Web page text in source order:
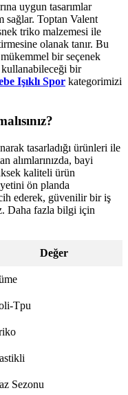
uygun tasarımlar
sağlar. Toptan Valent
triko malzemesi ile
olanak tanır. Bu
bir seçenek
kullanabileceği bir
Işıklı Spor kategorimizi
tasarladığı ürünleri ile
alımlarınızda, bayi
kaliteli ürün
ön planda
ederek, güvenilir bir iş
Daha fazla bilgi için
Değer
Tpu
Sezonu